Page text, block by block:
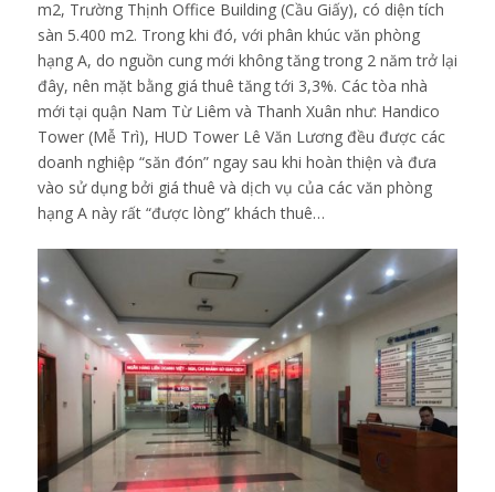
m2, Trường Thịnh Office Building (Cầu Giấy), có diện tích
sàn 5.400 m2. Trong khi đó, với phân khúc văn phòng
hạng A, do nguồn cung mới không tăng trong 2 năm trở lại
đây, nên mặt bằng giá thuê tăng tới 3,3%. Các tòa nhà
mới tại quận Nam Từ Liêm và Thanh Xuân như: Handico
Tower (Mễ Trì), HUD Tower Lê Văn Lương đều được các
doanh nghiệp “săn đón” ngay sau khi hoàn thiện và đưa
vào sử dụng bởi giá thuê và dịch vụ của các văn phòng
hạng A này rất “được lòng” khách thuê…